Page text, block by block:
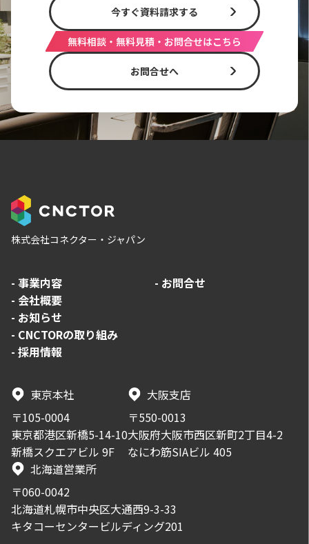
今すぐ資料請求する
無料相談・無料見積・お問合せはこちら
お問合せへ
株式会社コネクター・ジャパン
東京本社
〒105-0004
東京都港区新橋5-14-10
新橋スクエアビル 9F
大阪支店
〒550-0013
大阪府大阪市西区新町2丁目4-2
なにわ筋SIAビル 405
北海道営業所
〒060-0042
北海道札幌市中央区大通西9-3-33
キタコーセンタービルディング201
- 事業内容
- 会社概要
- お知らせ
- CNCTORの取り組み
- 採用情報
- お問合せ